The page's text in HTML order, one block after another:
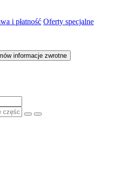
i płatność Oferty specjalne
informacje zwrotne